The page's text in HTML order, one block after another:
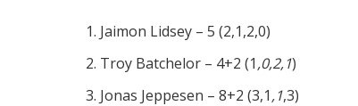
Jaimon Lidsey – 5 (2,1,2,0)
Troy Batchelor – 4+2 (1,0,2,1)
Jonas Jeppesen – 8+2 (3,1,1,3)